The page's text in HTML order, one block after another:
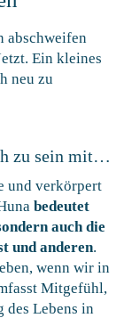
abschweifen
Ein kleines
neu zu
zu sein mit…
und verkörpert
bedeutet
auch die
und anderen.
wenn wir in
Mitgefühl,
des Lebens in